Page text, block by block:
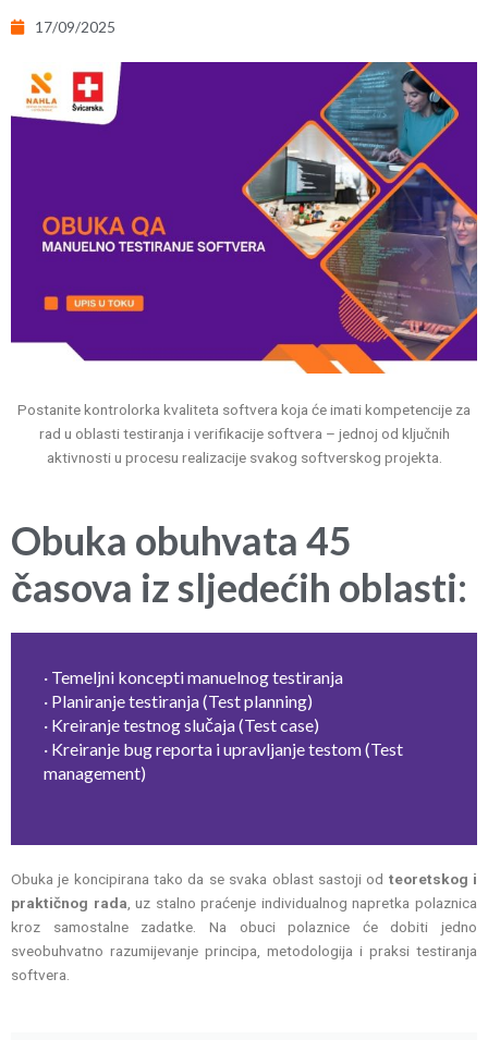
17/09/2025
Postanite kontrolorka kvaliteta softvera koja će imati kompetencije za
rad u oblasti testiranja i verifikacije softvera – jednoj od ključnih
aktivnosti u procesu realizacije svakog softverskog projekta.
Obuka obuhvata 45
časova iz sljedećih oblasti:
· Temeljni koncepti manuelnog testiranja
· Planiranje testiranja (Test planning)
· Kreiranje testnog slučaja (Test case)
· Kreiranje bug reporta i upravljanje testom (Test
management)
Obuka je koncipirana tako da se svaka oblast sastoji od teoretskog i
praktičnog rada , uz stalno praćenje individualnog napretka polaznica
kroz samostalne zadatke. Na obuci polaznice će dobiti jedno
sveobuhvatno razumijevanje principa, metodologija i praksi testiranja
softvera.